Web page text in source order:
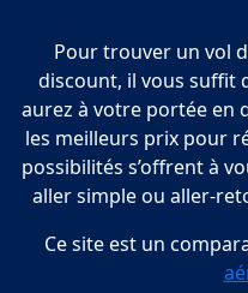
Pour trouver un vol
discount, il vous suffit
aurez à votre portée en
les meilleurs prix pour
possibilités s’offrent à
aller simple ou aller-
Ce site est un